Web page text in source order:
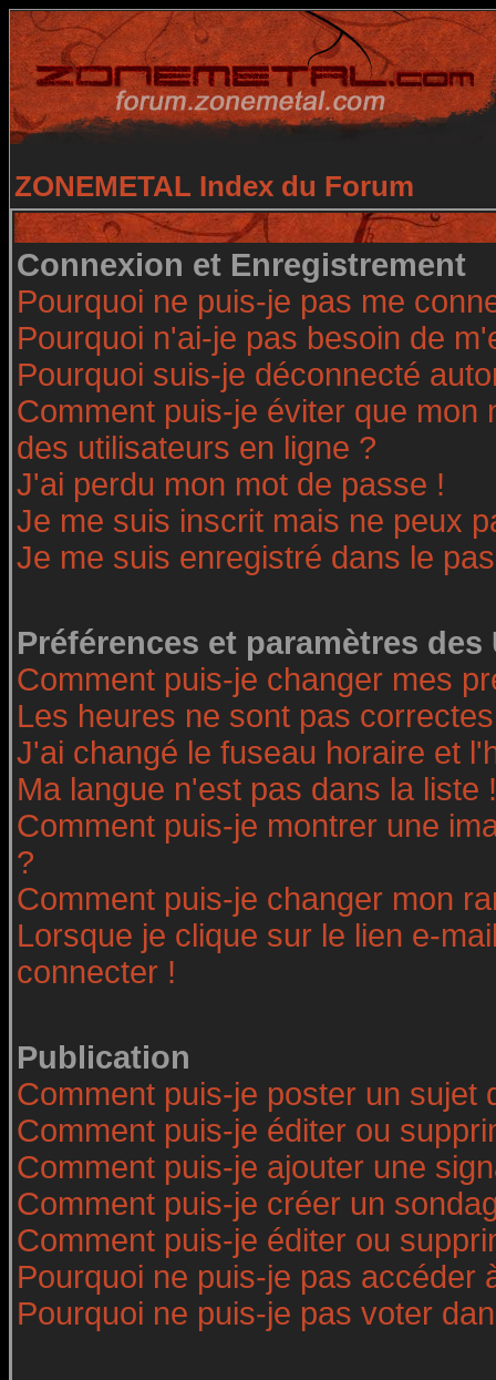
ZONEMETAL Index du Forum
Connexion et Enregistrement
Pourquoi ne puis-je pas me
Pourquoi n'ai-je pas besoin de
Pourquoi suis-je déconnecté
Comment puis-je éviter que
des utilisateurs en ligne ?
J'ai perdu mon mot de passe !
Je me suis inscrit mais ne peux
Je me suis enregistré dans le
Préférences et paramètres
Comment puis-je changer mes
Les heures ne sont pas
J'ai changé le fuseau horaire et
Ma langue n'est pas dans la liste !
Comment puis-je montrer une
?
Comment puis-je changer mon
Lorsque je clique sur le lien e-
connecter !
Publication
Comment puis-je poster un sujet
Comment puis-je éditer ou
Comment puis-je ajouter une
Comment puis-je créer un
Comment puis-je éditer ou
Pourquoi ne puis-je pas accéder
Pourquoi ne puis-je pas voter